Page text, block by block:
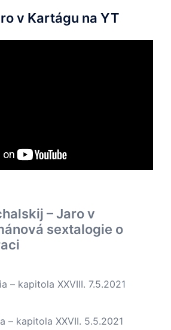
v Kartágu na YT
– Jaro v
sextalogie o
– kapitola XXVIII. 7.5.2021
– kapitola XXVII. 5.5.2021